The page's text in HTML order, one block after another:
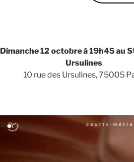
Dimanche 12 octobre à 19h45 au
Ursulines
10 rue des Ursulines, 75005